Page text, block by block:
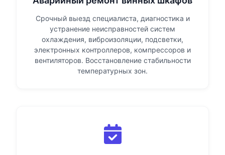
Срочный выезд специалиста, диагностика и
устранение неисправностей систем
охлаждения, виброизоляции, подсветки,
электронных контроллеров, компрессоров и
вентиляторов. Восстановление стабильности
температурных зон.